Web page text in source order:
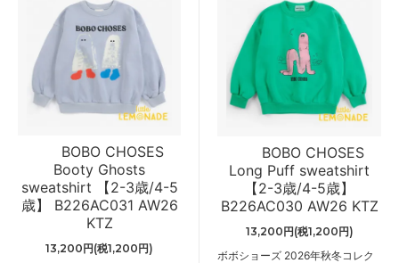
BOBO CHOSES
Booty Ghosts
sweatshirt 【2-3歳/4-5
歳】 B226AC031 AW26
KTZ
13,200円(税1,200円)
BOBO CHOSES
Long Puff sweatshirt
【2-3歳/4-5歳】
B226AC030 AW26 KTZ
13,200円(税1,200円)
ボボショーズ 2026年秋冬コレク